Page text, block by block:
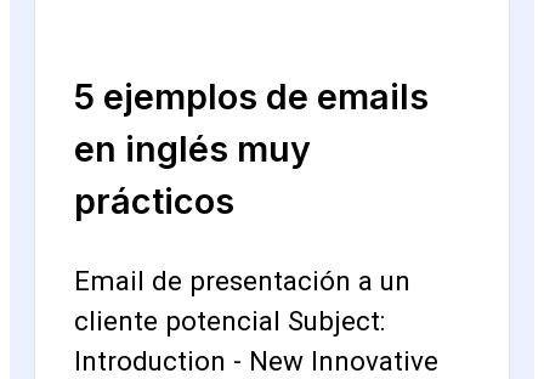
5 ejemplos de emails
en inglés muy
prácticos
Email de presentación a un
cliente potencial Subject:
Introduction - New Innovative